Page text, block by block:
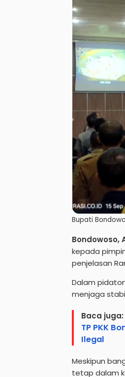
Bupati
Bondowoso,
kepada
penjelasan
Dalam
menjaga
Baca juga:
TP PKK
Ilegal
Meskipun
tetap dalam